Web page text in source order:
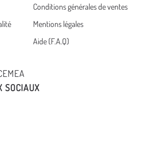
Conditions générales de ventes
Mentions légales
Aide (F.A.Q)
SOCIAUX